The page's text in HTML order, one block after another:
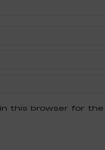
this browser for